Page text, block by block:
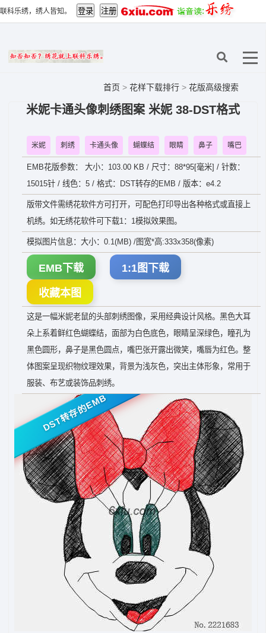
联科乐绣，绣人皆知。
首页 > 花样下载排行 > 花版高级搜索
米妮卡通头像刺绣图案 米妮 38-DST格式
米妮 刺绣 卡通头像 蝴蝶结 眼睛 鼻子 嘴巴
EMB花版参数： 大小：103.00 KB / 尺寸：88*95[毫米] / 针数：
15015针 / 线色：5 / 格式：DST转存的EMB / 版本：e4.2
版带文件需绣花软件方可打开，可配色打印导出各种格式或直接上
机绣。如无绣花软件可下载1：1模拟效果图。
模拟图片信息：大小：0.1(MB) /图宽*高:333x358(像素)
EMB下载 1:1图下载
收藏本图
这是一幅米妮老鼠的头部刺绣图像，采用经典设计风格。黑色大耳
朵上系着鲜红色蝴蝶结，面部为白色底色，眼睛呈深绿色，瞳孔为
黑色圆形，鼻子是黑色圆点，嘴巴张开露出微笑，嘴唇为红色。整
体图案呈现织物纹理效果，背景为浅灰色，突出主体形象，常用于
服装、布艺或装饰品刺绣。
DST转存的EMB